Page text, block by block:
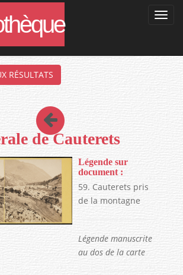
Filtres de la recherche en cours :
RÉSULTATS
de Cauterets
Légende sur
document :
59. Cauterets pris
de la montagne
Légende manuscrite
au dos de la carte